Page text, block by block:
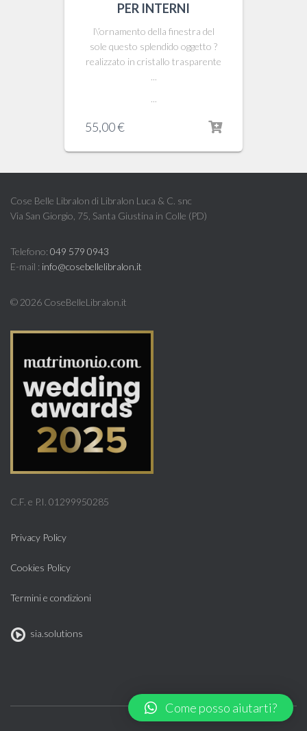
PER INTERNI
l\’ornamento della finestra del
sole questo splendido oggetto ?
realizzato in cristallo trasparente
55,00€
Cose Belle Libralon di Libralon Luca & C. snc
Via San Giorgio, 75, Santa Giustina in Colle (PD)
Telefono: 049 579 0943
E-mail : info@cosebellelibralon.it
© 2026 CoseBelleLibralon.it
C.F. e P.I. 01299950285
Privacy Policy
Cookies Policy
Termini e condizioni
sia.solutions
Come posso aiutarti?